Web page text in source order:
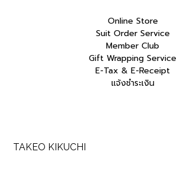
Online Store
Suit Order Service
Member Club
Gift Wrapping Service
E-Tax & E-Receipt
แจ้งชำระเงิน
TAKEO KIKUCHI